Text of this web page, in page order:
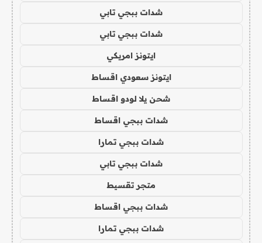
شدات ببجي تابي
شدات ببجي تابي
ايتونز امريكي
ايتونز سعودي اقساط
شحن يلا لودو اقساط
شدات ببجي اقساط
شدات ببجي تمارا
شدات ببجي تابي
متجر تقسيط
شدات ببجي اقساط
شدات ببجي تمارا